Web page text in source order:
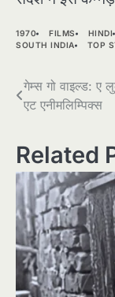
1970 FILMS HINDI
SOUTH INDIA
TOP
Post
navigation
गेम्स गो वाइल्ड: ए
एट एनीमलिम्पिक्स
Related